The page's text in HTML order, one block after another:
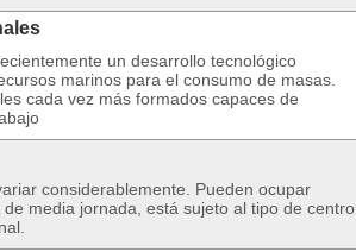
un desarrollo tecnológico
marinos para el consumo de masas.
cada vez más formados capaces de
considerablemente. Pueden ocupar
media jornada, está sujeto al tipo de centro